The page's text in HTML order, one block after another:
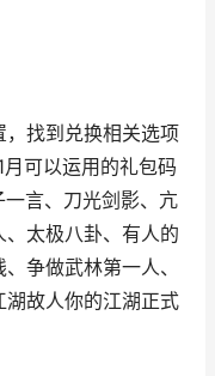
找到兑换相关选项
可以运用的礼包码
言、刀光剑影、亢
太极八卦、有人的
争做武林第一人、
故人你的江湖正式